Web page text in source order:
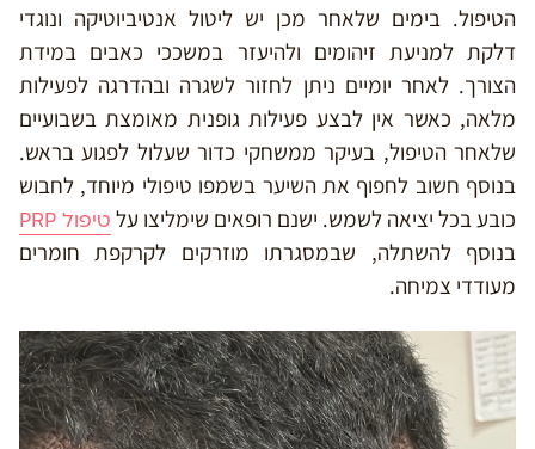
הטיפול. בימים שלאחר מכן יש ליטול אנטיביוטיקה ונוגדי
דלקת למניעת זיהומים ולהיעזר במשככי כאבים במידת
הצורך. לאחר יומיים ניתן לחזור לשגרה ובהדרגה לפעילות
מלאה, כאשר אין לבצע פעילות גופנית מאומצת בשבועיים
שלאחר הטיפול, בעיקר ממשחקי כדור שעלול לפגוע בראש.
בנוסף חשוב לחפוף את השיער בשמפו טיפולי מיוחד, לחבוש
כובע בכל יציאה לשמש. ישנם רופאים שימליצו על טיפול PRP
בנוסף להשתלה, שבמסגרתו מוזרקים לקרקפת חומרים
מעודדי צמיחה.